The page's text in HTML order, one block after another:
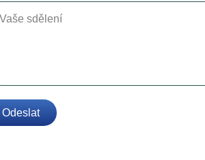
sdělení
Odeslat